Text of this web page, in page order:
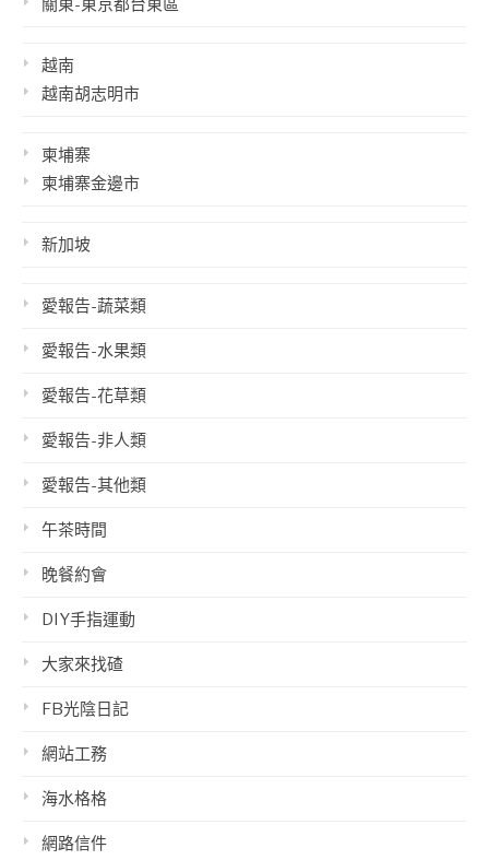
越南
越南胡志明市
柬埔寨
柬埔寨金邊市
新加坡
愛報告-蔬菜類
愛報告-水果類
愛報告-花草類
愛報告-非人類
愛報告-其他類
午茶時間
晚餐約會
DIY手指運動
大家來找碴
FB光陰日記
網站工務
海水格格
網路信件